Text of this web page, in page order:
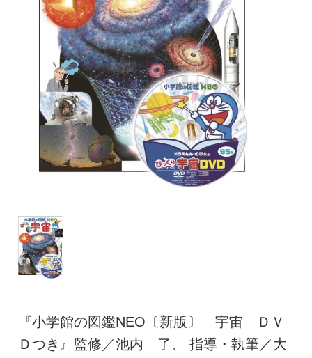
『小学館の図鑑NEO〔新版〕 宇宙 ＤＶ
Ｄつき』監修／池内 了、 指導・執筆／大